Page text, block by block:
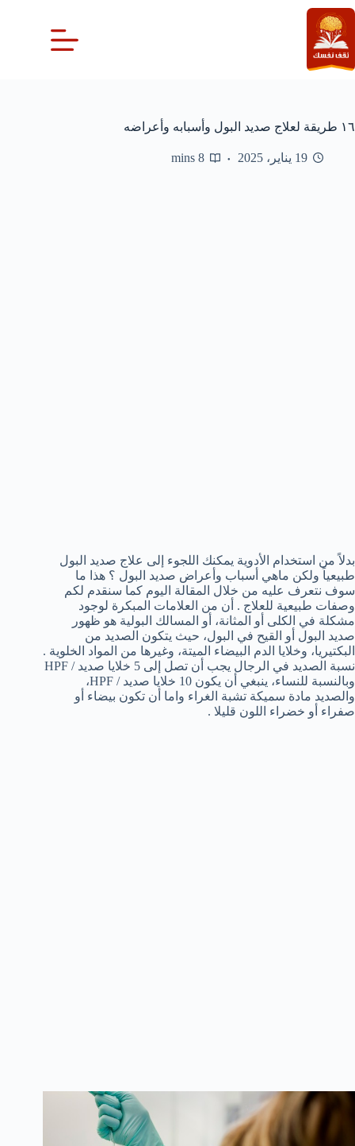
التجاوز
إلى
المحتوى
١٦ طريقة لعلاج صديد البول وأسبابه وأعراضه
19 يناير، 2025 8 mins
بدلاً من استخدام الأدوية يمكنك اللجوء إلى علاج صديد البول
طبيعياً ولكن ماهي أسباب وأعراض صديد البول ؟ هذا ما
سوف نتعرف عليه من خلال المقالة اليوم كما سنقدم لكم
وصفات طبيعية للعلاج . أن من العلامات المبكرة لوجود
مشكلة في الكلى أو المثانة، أو المسالك البولية هو ظهور
صديد البول أو القيح في البول، حيث يتكون الصديد من
البكتيريا، وخلايا الدم البيضاء الميتة، وغيرها من المواد الخلوية .
نسبة الصديد في الرجال يجب أن تصل إلى 5 خلايا صديد / HPF
وبالنسبة للنساء، ينبغي أن يكون 10 خلايا صديد / HPF،
والصديد مادة سميكة تشبة الغراء واما أن تكون بيضاء أو
صفراء أو خضراء اللون قليلا .